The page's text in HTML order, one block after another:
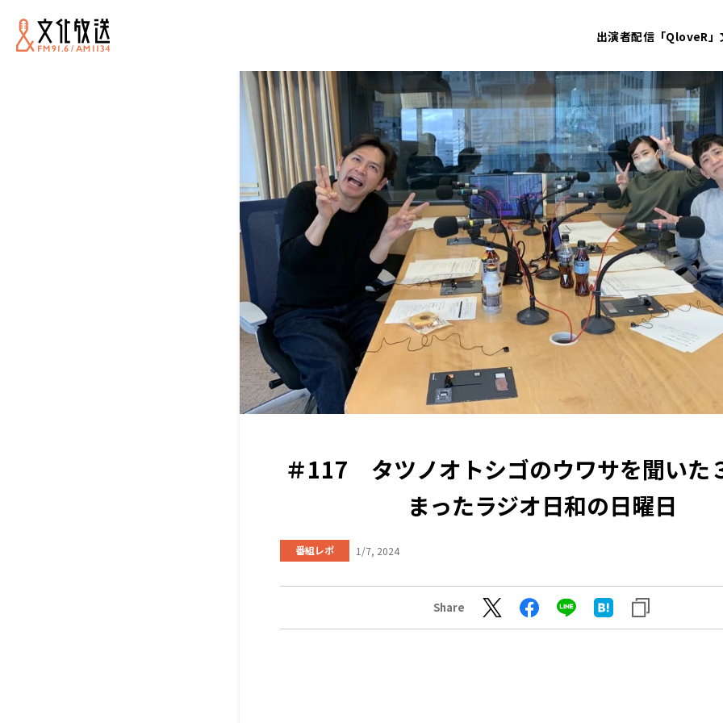
出演者配信「QloveR」
＃117 タツノオトシゴのウワサを聞いた
まったラジオ日和の日曜日
番組レポ 1/7, 2024
Share